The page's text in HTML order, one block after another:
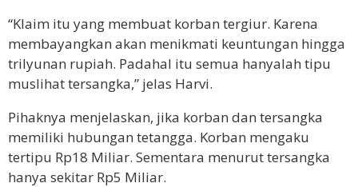
“Klaim itu yang membuat korban tergiur. Karena
membayangkan akan menikmati keuntungan hingga
trilyunan rupiah. Padahal itu semua hanyalah tipu
muslihat tersangka,” jelas Harvi.
Pihaknya menjelaskan, jika korban dan tersangka
memiliki hubungan tetangga. Korban mengaku
tertipu Rp18 Miliar. Sementara menurut tersangka
hanya sekitar Rp5 Miliar.